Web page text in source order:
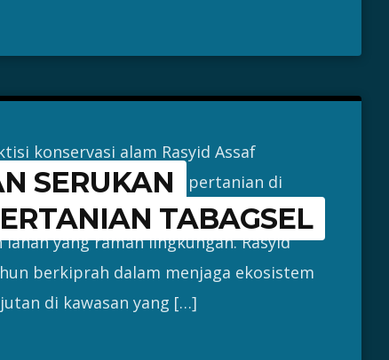
SERUKAN
TABAGSEL
konservasi alam Rasyid Assaf
mendasar pada sektor pertanian di
dengan menekankan pentingnya
yang ramah lingkungan. Rasyid
berkiprah dalam menjaga ekosistem
di kawasan yang […]